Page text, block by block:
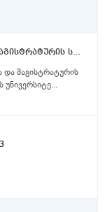
კონკურსი თსუ-ს ბაკალავრიატისა და მაგისტრატურის საფეხურის სტუდენტებისთვის მალაგას უნივერსიტეტში ერაზმუს+ პროგრამის სტიპენდიების მოსაპოვებლად
და მაგისტრატურის
უნივერსიტე...